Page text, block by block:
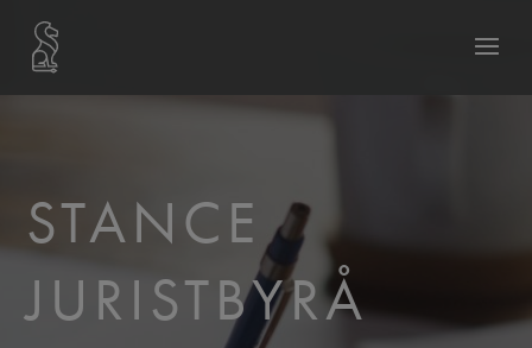
STANCE
JURISTBYRÅ